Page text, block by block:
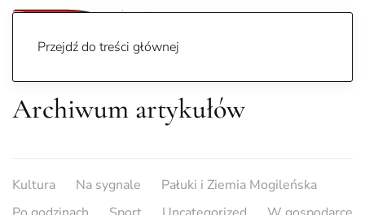
Przejdź do treści głównej
Archiwum artykułów
Kultura Na sygnale
Pałuki i Ziemia Mogileńska